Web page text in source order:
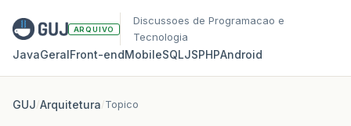
ARQUIVO
Discussoes de Programacao e
Tecnologia
JavaGeralFront‑endMobileSQLJSPHPAndroid
GUJ/Arquitetura/Topico